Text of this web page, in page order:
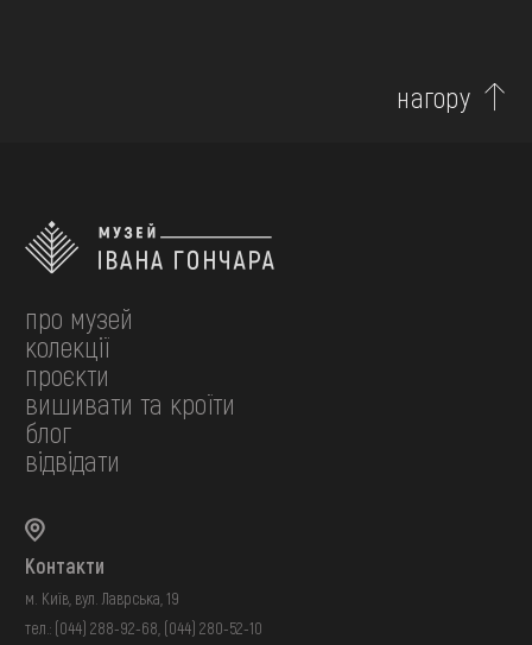
нагору
про музей
колекції
проєкти
вишивати та кроїти
блог
відвідати
Контакти
м. Київ, вул. Лаврська, 19
тел.: (044) 288-92-68 (044) 280-52-10